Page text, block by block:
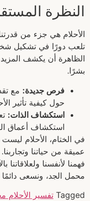
النظرة
الأحلام هي جزء من
تلعب دورًا في تشكيل
الظاهرة أن يكشف
بشرًا.
فرص جديدة: مع
حول كيفية تأثير
استكشاف الذات:
استكشاف أعماق
في الختام، الأحلام
عميقة من حياتنا
فهمنا لأنفسنا ولعلاقاتنا
محمل الجد، ونسعى دائمًا
Tagged تفسير الأحلام